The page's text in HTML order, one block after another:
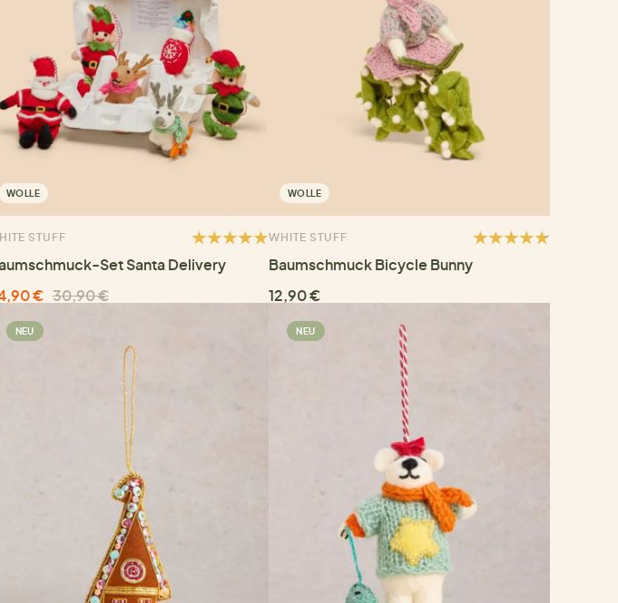
WOLLE
STUFF
Set Santa Delivery
€ 30,90 €
WOLLE
WHITE STUFF
Baumschmuck Bicycle Bunny
12,90 €
NEU NEU